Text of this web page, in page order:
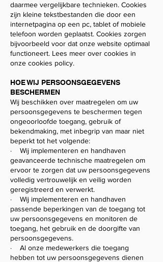
daarmee vergelijkbare technieken. Cookies
zijn kleine tekstbestanden die door een
internetpagina op een pc, tablet of mobiele
telefoon worden geplaatst. Cookies zorgen
bijvoorbeeld voor dat onze website optimaal
functioneert. Lees meer over cookies in
onze cookies policy.
HOE WIJ PERSOONSGEGEVENS
BESCHERMEN
Wij beschikken over maatregelen om uw
persoonsgegevens te beschermen tegen
ongeoorloofde toegang, gebruik of
bekendmaking, met inbegrip van maar niet
beperkt tot het volgende:
· Wij implementeren en handhaven
geavanceerde technische maatregelen om
ervoor te zorgen dat uw persoonsgegevens
volledig vertrouwelijk en veilig worden
geregistreerd en verwerkt.
· Wij implementeren en handhaven
passende beperkingen van de toegang tot
uw persoonsgegevens en monitoren de
toegang, het gebruik en de doorgifte van
persoonsgegevens.
· Al onze medewerkers die toegang
hebben tot uw persoonsgegevens dienen